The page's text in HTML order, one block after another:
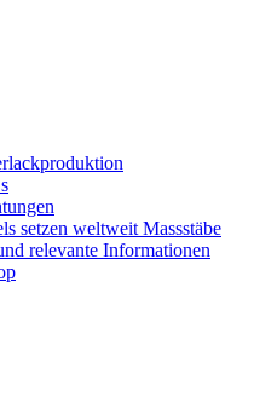
setzen weltweit Massstäbe
relevante Informationen